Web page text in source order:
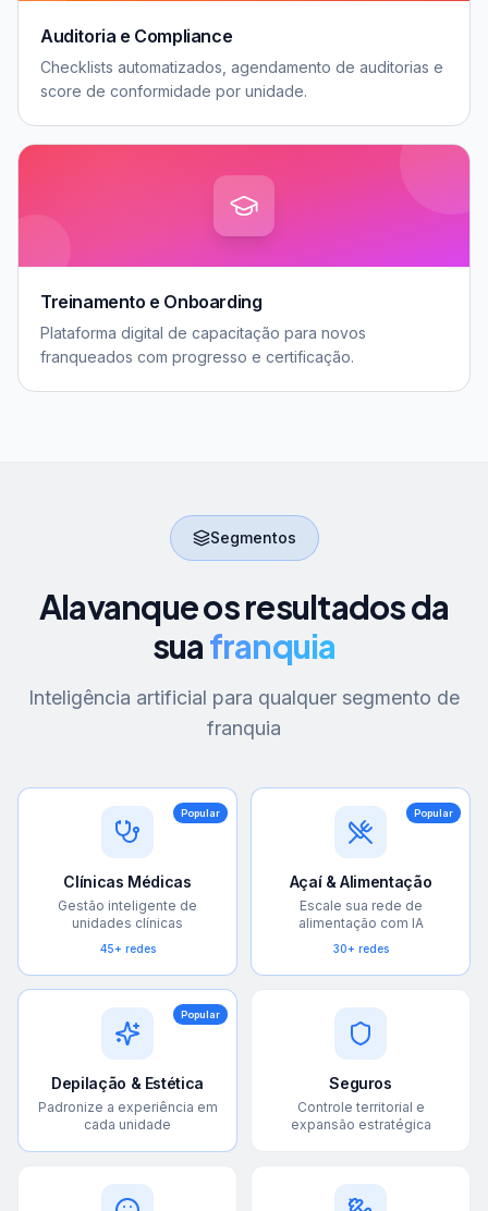
Auditoria e Compliance
Checklists automatizados, agendamento de auditorias e
score de conformidade por unidade.
Treinamento e Onboarding
Plataforma digital de capacitação para novos
franqueados com progresso e certificação.
Segmentos
Alavanque os resultados da
suafranquia
Inteligência artificial para qualquer segmento de
franquia
Popular
Clínicas Médicas
Gestão inteligente de
unidades clínicas
45+ redes
Popular
Açaí & Alimentação
Escale sua rede de
alimentação com IA
30+ redes
Popular
Depilação & Estética
Padronize a experiência em
cada unidade
Seguros
Controle territorial e
expansão estratégica